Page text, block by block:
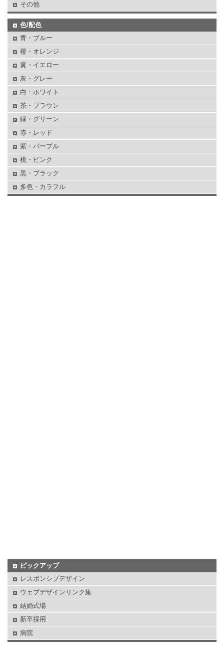
その他
色/配色
青・ブルー
橙・オレンジ
黄・イエロー
灰・グレー
白・ホワイト
茶・ブラウン
緑・グリーン
赤・レッド
紫・パープル
桃・ピンク
黒・ブラック
多色・カラフル
ピックアップ
レスポンシブデザイン
ウェブデザインリンク集
結婚式場
新卒採用
病院